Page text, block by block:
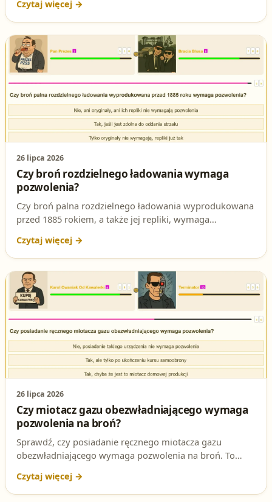
poprawną odpowiedź i podstawę prawną.
26 lipca 2026
Czy broń rozdzielnego ładowania wymaga
pozwolenia?
Czy broń palna rozdzielnego ładowania wyprodukowana
przed 1885 rokiem, a także jej repliki, wymaga
dokładne brzmienie przepisu na egzamin na patent
strzelecki.
26 lipca 2026
Czy miotacz gazu obezwładniającego wymaga
pozwolenia na broń?
Sprawdź, czy posiadanie ręcznego miotacza gazu
obezwładniającego wymaga pozwolenia na broń. To
strzelecki i warto znać dokładną podstawę prawną
odpowiedzi.